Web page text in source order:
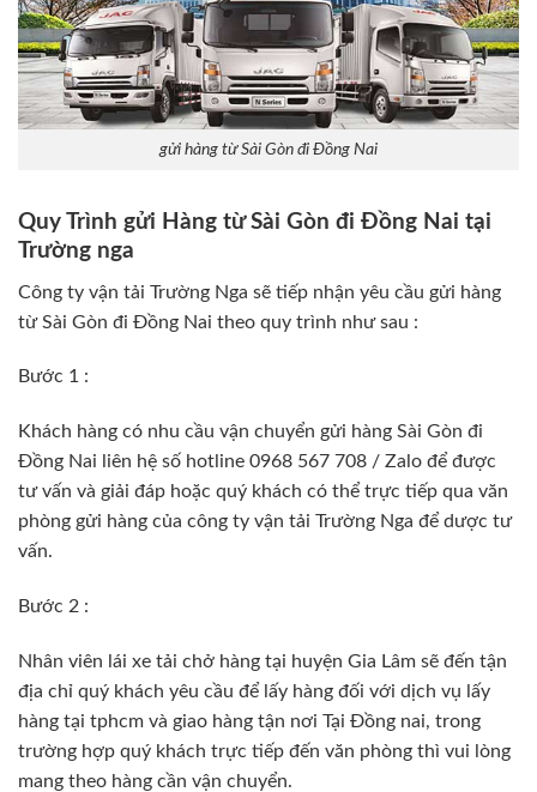
gửi hàng từ Sài Gòn đi Đồng Nai
Quy Trình gửi Hàng từ Sài Gòn đi Đồng Nai tại
Trường nga
Công ty vận tải Trường Nga sẽ tiếp nhận yêu cầu gửi hàng
từ Sài Gòn đi Đồng Nai theo quy trình như sau :
Bước 1 :
Khách hàng có nhu cầu vận chuyển gửi hàng Sài Gòn đi
Đồng Nai liên hệ số hotline 0968 567 708 / Zalo để được
tư vấn và giải đáp hoặc quý khách có thể trực tiếp qua văn
phòng gửi hàng của công ty vận tải Trường Nga để dược tư
vấn.
Bước 2 :
Nhân viên lái xe tải chở hàng tại huyện Gia Lâm sẽ đến tận
địa chỉ quý khách yêu cầu để lấy hàng đối với dịch vụ lấy
hàng tại tphcm và giao hàng tận nơi Tại Đồng nai, trong
trường hợp quý khách trực tiếp đến văn phòng thì vui lòng
mang theo hàng cần vận chuyển.